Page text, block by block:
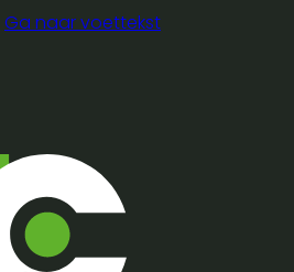
Ga naar voettekst